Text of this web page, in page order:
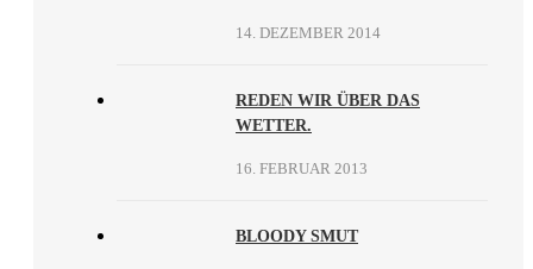
14. DEZEMBER 2014
REDEN WIR ÜBER DAS
WETTER.
16. FEBRUAR 2013
BLOODY SMUT